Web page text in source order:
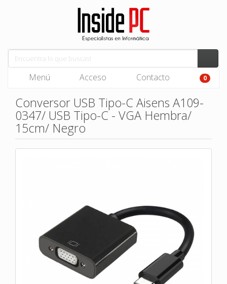
Menú Acceso Contacto 0
Conversor USB Tipo-C Aisens A109-
0347/ USB Tipo-C - VGA Hembra/
15cm/ Negro